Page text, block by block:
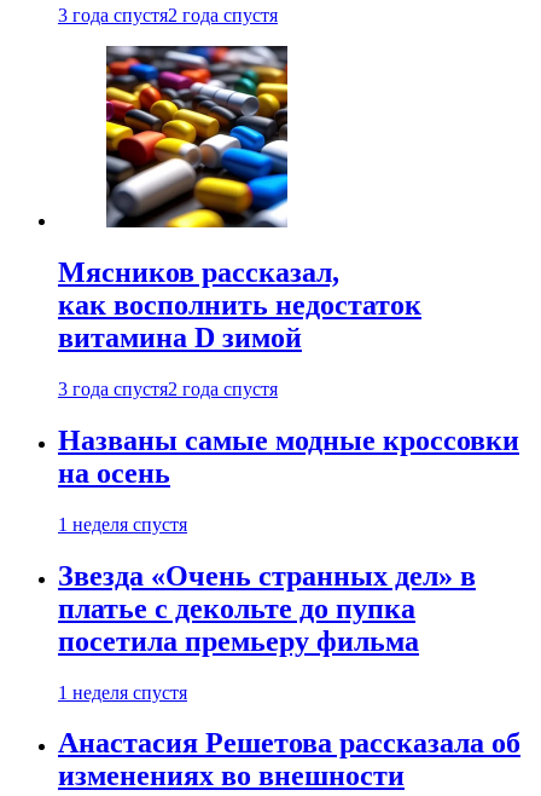
3 года спустя2 года спустя
Мясников рассказал,
как восполнить недостаток
витамина D зимой
3 года спустя2 года спустя
Названы самые модные кроссовки
на осень
1 неделя спустя
Звезда «Очень странных дел» в
платье с декольте до пупка
посетила премьеру фильма
1 неделя спустя
Анастасия Решетова рассказала об
изменениях во внешности